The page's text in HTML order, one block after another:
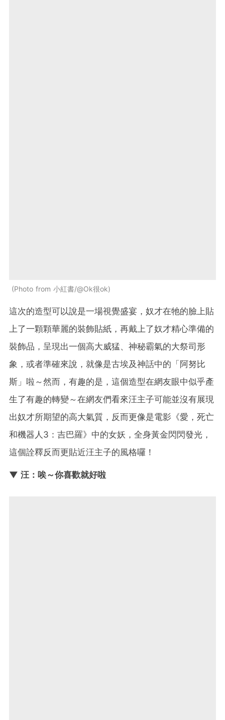
Photo from 小紅書/@Ok很ok
這次的造型可以說是一場視覺盛宴，奴才在牠的臉上貼
上了一顆顆華麗的裝飾貼紙，再戴上了奴才精心準備的
裝飾品，呈現出一個高大威猛、神秘霸氣的大祭司形
象，或者準確來說，就像是古埃及神話中的「阿努比
斯」啦～然而，有趣的是，這個造型在網友眼中似乎產
生了有趣的轉變～在網友們看來汪主子可能並沒有展現
出奴才所期望的高大氣質，反而更像是電影《愛，死亡
和機器人3：吉巴羅》中的女妖，全身黃金閃閃發光，
這個詮釋反而更貼近汪主子的風格囉！
▼ 汪：唉～你喜歡就好啦